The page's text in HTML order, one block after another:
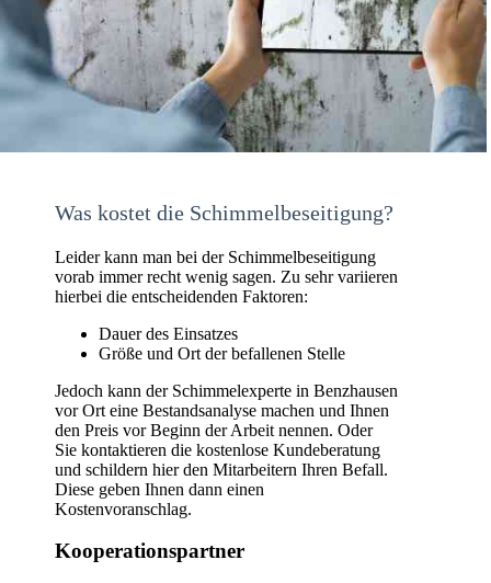
Was kostet die Schimmelbeseitigung?
Leider kann man bei der Schimmelbeseitigung
vorab immer recht wenig sagen. Zu sehr variieren
hierbei die entscheidenden Faktoren:
Dauer des Einsatzes
Größe und Ort der befallenen Stelle
Jedoch kann der Schimmelexperte in Benzhausen
vor Ort eine Bestandsanalyse machen und Ihnen
den Preis vor Beginn der Arbeit nennen. Oder
Sie kontaktieren die kostenlose Kundeberatung
und schildern hier den Mitarbeitern Ihren Befall.
Diese geben Ihnen dann einen
Kostenvoranschlag.
Kooperationspartner